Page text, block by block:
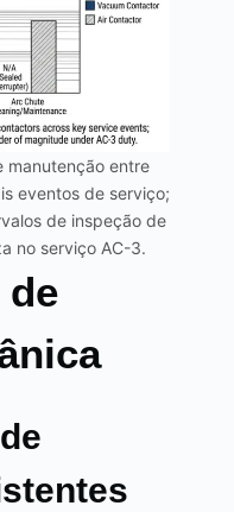
manutenção entre
eventos de serviço;
de inspeção de
no serviço AC-3.
de